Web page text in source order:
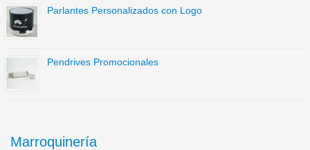
Parlantes Personalizados con Logo
Pendrives Promocionales
Marroquinería